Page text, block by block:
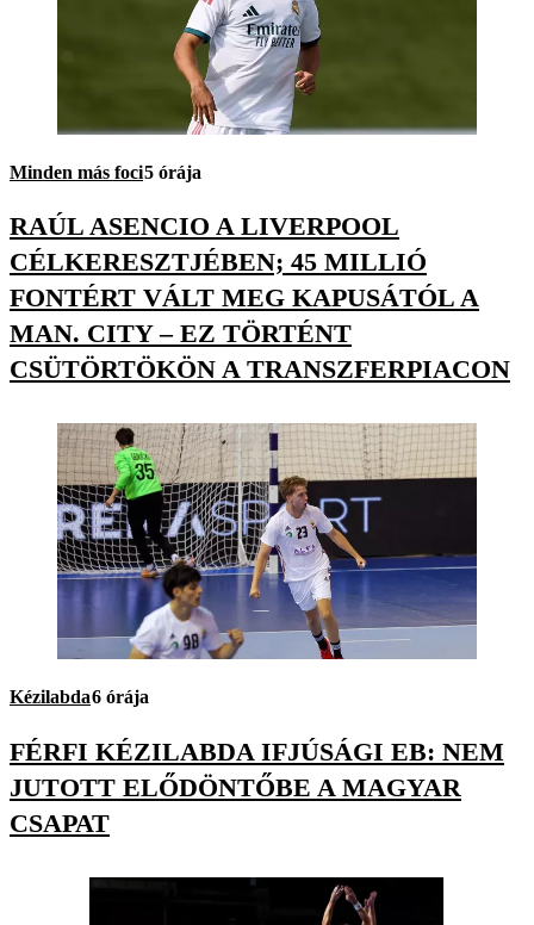
Minden más foci5 órája
RAÚL ASENCIO A LIVERPOOL
CÉLKERESZTJÉBEN; 45 MILLIÓ
FONTÉRT VÁLT MEG KAPUSÁTÓL A
MAN. CITY – EZ TÖRTÉNT
CSÜTÖRTÖKÖN A TRANSZFERPIACON
Kézilabda6 órája
FÉRFI KÉZILABDA IFJÚSÁGI EB: NEM
JUTOTT ELŐDÖNTŐBE A MAGYAR
CSAPAT